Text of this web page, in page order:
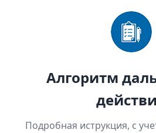
Алгоритм
Подробная иструкция, с